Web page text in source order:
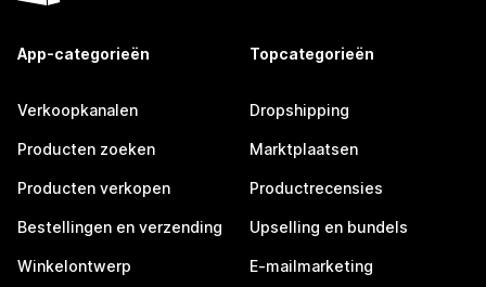
App-categorieën
Verkoopkanalen
Producten zoeken
Producten verkopen
Bestellingen en verzending
Winkelontwerp
Topcategorieën
Dropshipping
Marktplaatsen
Productrecensies
Upselling en bundels
E-mailmarketing